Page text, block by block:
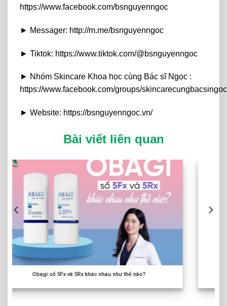
https://www.facebook.com/bsnguyenngoc
► Messager: http://m.me/bsnguyenngoc
► Tiktok: https://www.tiktok.com/@bsnguyenngoc
► Nhóm Skincare Khoa học cùng Bác sĩ Ngọc :
https://www.facebook.com/groups/skincarecungbacsingoc
► Website: https://bsnguyenngoc.vn/
Bài viết liên quan
Obagi số 3RX và 3Fx khác nhau như thế nào?